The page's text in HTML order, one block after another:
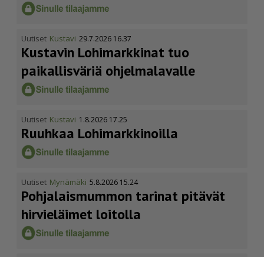
Uutiset Kustavi 29.7.2026 16.37
Kustavin Lohimarkkinat tuo
paikallisväriä ohjelmalavalle
Uutiset Kustavi 1.8.2026 17.25
Ruuhkaa Lohimark­ki­noilla
Uutiset Mynämäki 5.8.2026 15.24
Pohja­lais­mummon tarinat pitävät
hirvieläimet loitolla